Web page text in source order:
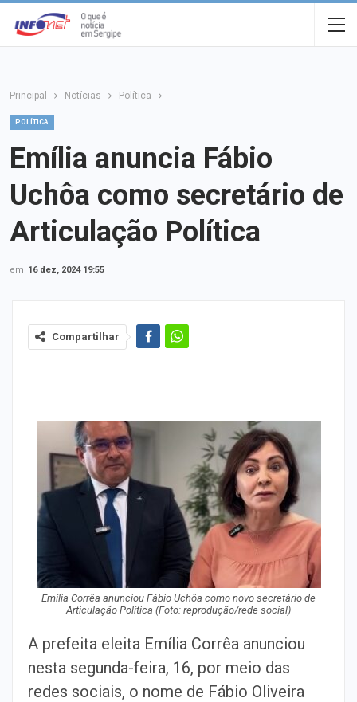
Principal Notícias Política
POLÍTICA
Emília anuncia Fábio
Uchôa como secretário de
Articulação Política
em 16 dez, 2024 19:55
Compartilhar
Emília Corrêa anunciou Fábio Uchôa como novo secretário de
Articulação Política (Foto: reprodução/rede social)
A prefeita eleita Emília Corrêa anunciou
nesta segunda-feira, 16, por meio das
redes sociais, o nome de Fábio Oliveira